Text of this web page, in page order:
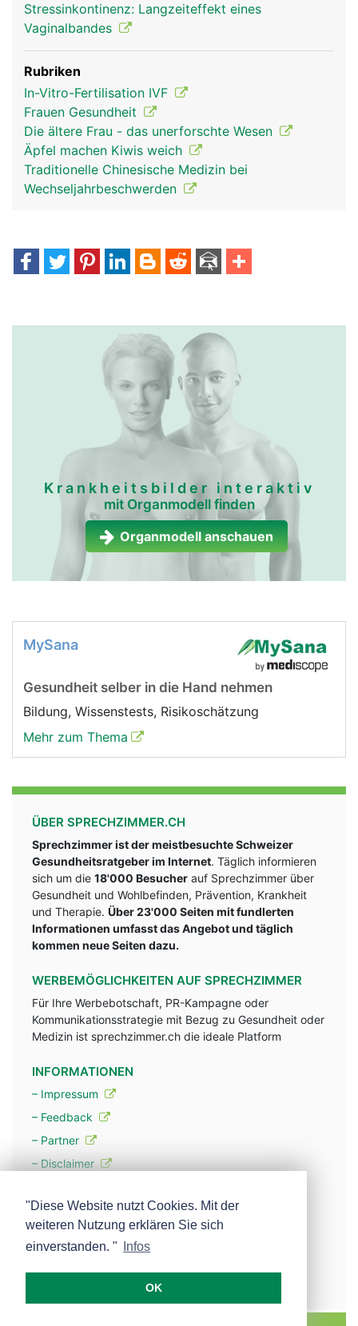
Stressinkontinenz: Langzeiteffekt eines
Vaginalbandes
Rubriken
In-Vitro-Fertilisation IVF
Frauen Gesundheit
Die ältere Frau - das unerforschte Wesen
Äpfel machen Kiwis weich
Traditionelle Chinesische Medizin bei
Wechseljahrbeschwerden
Krankheitsbilder interaktiv
mit Organmodell finden
Organmodell anschauen
MySana
Gesundheit selber in die Hand nehmen
Bildung, Wissenstests, Risikoschätzung
Mehr zum Thema
ÜBER SPRECHZIMMER.CH
Sprechzimmer ist der meistbesuchte Schweizer
Gesundheitsratgeber im Internet. Täglich informieren
sich um die 18'000 Besucher auf Sprechzimmer über
Gesundheit und Wohlbefinden, Prävention, Krankheit
und Therapie. Über 23'000 Seiten mit fundlerten
Informationen umfasst das Angebot und täglich
kommen neue Seiten dazu.
WERBEMÖGLICHKEITEN AUF SPRECHZIMMER
Für Ihre Werbebotschaft, PR-Kampagne oder
Kommunikationsstrategie mit Bezug zu Gesundheit oder
Medizin ist sprechzimmer.ch die ideale Platform
INFORMATIONEN
– Impressum
– Feedback
– Partner
– Disclaimer
– Werbung
– Mehr über unsere Experten
"Diese Website nutzt Cookies. Mit der
weiteren Nutzung erklären Sie sich
einverstanden. "
Infos
OK